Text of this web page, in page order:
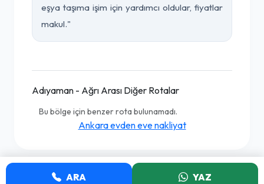
eşya taşıma işim için yardımcı oldular, fiyatlar
makul."
Adıyaman - Ağrı Arası Diğer Rotalar
Bu bölge için benzer rota bulunamadı.
Ankara evden eve nakliyat
ARA YAZ